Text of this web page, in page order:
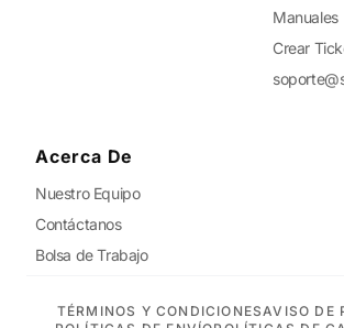
Manuales
Crear
Acerca De
Nuestro Equipo
Contáctanos
Bolsa de Trabajo
TÉRMINOS Y CONDICIONESAVISO DE